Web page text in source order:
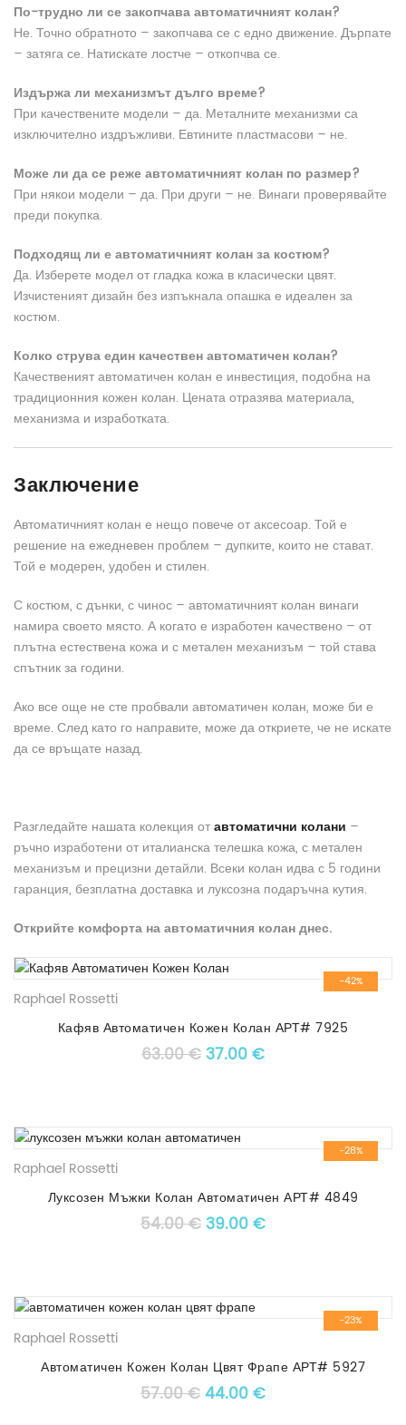
По-трудно ли се закопчава автоматичният колан?
Не. Точно обратното – закопчава се с едно движение. Дърпате
– затяга се. Натискате лостче – откопчва се.
Издържа ли механизмът дълго време?
При качествените модели – да. Металните механизми са
изключително издръжливи. Евтините пластмасови – не.
Може ли да се реже автоматичният колан по размер?
При някои модели – да. При други – не. Винаги проверявайте
преди покупка.
Подходящ ли е автоматичният колан за костюм?
Да. Изберете модел от гладка кожа в класически цвят.
Изчистеният дизайн без изпъкнала опашка е идеален за
костюм.
Колко струва един качествен автоматичен колан?
Качественият автоматичен колан е инвестиция, подобна на
традиционния кожен колан. Цената отразява материала,
механизма и изработката.
Заключение
Автоматичният колан е нещо повече от аксесоар. Той е
решение на ежедневен проблем – дупките, които не стават.
Той е модерен, удобен и стилен.
С костюм, с дънки, с чинос – автоматичният колан винаги
намира своето място. А когато е изработен качествено – от
плътна естествена кожа и с метален механизъм – той става
спътник за години.
Ако все още не сте пробвали автоматичен колан, може би е
време. След като го направите, може да откриете, че не искате
да се връщате назад.
Разгледайте нашата колекция отавтоматични колани –
ръчно изработени от италианска телешка кожа, с метален
механизъм и прецизни детайли. Всеки колан идва с 5 години
гаранция, безплатна доставка и луксозна подаръчна кутия.
Открийте комфорта на автоматичния колан днес.
-42%
Raphael Rossetti
Кафяв Автоматичен Кожен Колан АРТ# 7925
63.00€ Original price was: 63.00
37.00€Текущата цена е:
-28%
Raphael Rossetti
Луксозен Мъжки Колан Автоматичен АРТ# 4849
54.00€ Original price was: 54.00
39.00€Текущата цена е:
-23%
Raphael Rossetti
Автоматичен Кожен Колан Цвят Фрапе АРТ# 5927
57.00€Original price was: 57.00
44.00€Текущата цена е: